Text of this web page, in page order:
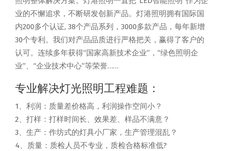
业的不懈追求，不断研发创新产品。灯港照明拥有国际国
内200多个认证, 38个产品系列，3000多款产品，每年新增
30个专利。我们对产品品质进行严格把关，赢得了客户的
认可。连续多年获得“国家高新技术企业”，“绿色照明企
业”、“企业技术中心”等荣誉……
专业解决灯光照明工程难题：
1、利润：质量差价格高，利润操作空间小？
2、打样：打样时间长、效果差、样品不满意？
3、生产：作坊式的灯具小厂家，生产管理混乱？
4、质量：质检人员不专业，质检合格标准低?